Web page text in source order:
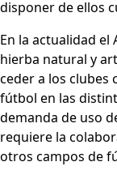
disponer de ellos
En la actualidad
hierba natural y
ceder a los clubes
fútbol en las
demanda de uso
requiere la
otros campos de